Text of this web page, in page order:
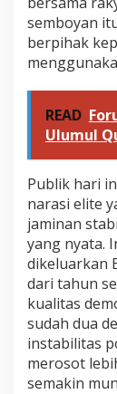
semboyan
berpihak
READ
Ulumul
Publik hari
narasi elite
jaminan
yang nyata.
dikeluarkan
dari tahun
kualitas
sudah dua
instabilitas
merosot
semakin